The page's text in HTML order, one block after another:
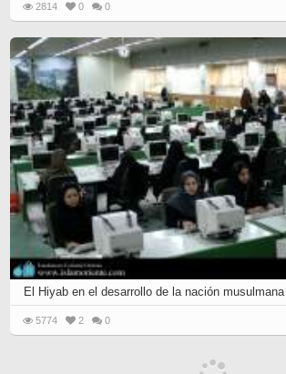
2814 0 0
El Hiyab en el desarrollo de la nación musulmana
5774 2 0